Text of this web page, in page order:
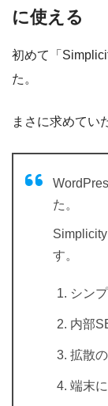
に使える
初めて「
た。
まさに求めてい
た。
す。
シン
内部
拡散
端末